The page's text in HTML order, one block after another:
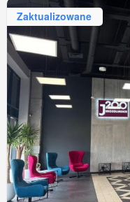
Zaktualizowane